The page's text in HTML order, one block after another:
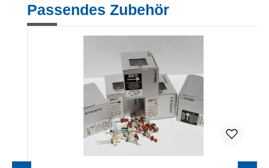
Produktgalerie überspringen
Passendes Zubehör